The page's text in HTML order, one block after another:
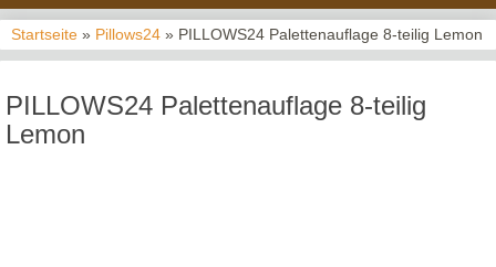
Startseite » Pillows24 » PILLOWS24 Palettenauflage 8-teilig Lemon
PILLOWS24 Palettenauflage 8-teilig
Lemon